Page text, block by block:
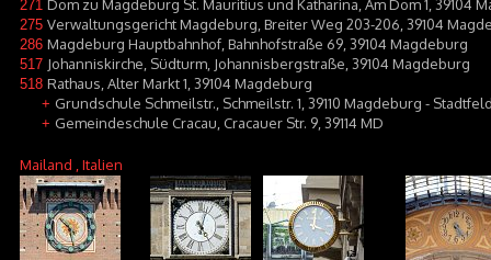
271 Dom zu Magdeburg St. Mauritius und Katharina, Am Dom 1, 39104
275 Verwaltungsgericht Magdeburg, Breiter Weg 203-206, 39104
286 Magdeburg Hauptbahnhof, Bahnhofstraße 69, 39104 Magdeburg
517 Johanniskirche, Südturm, Johannisbergstraße, 39104 Magdeburg
518 Rathaus, Alter Markt 1, 39104 Magdeburg
+ Grundschule Schmeilstr., Schmeilstr. 1, 39110 Magdeburg -
+ Gemeindeschule Cracau, Cracauer Str. 9, 39114 MD
Mailand , Italien